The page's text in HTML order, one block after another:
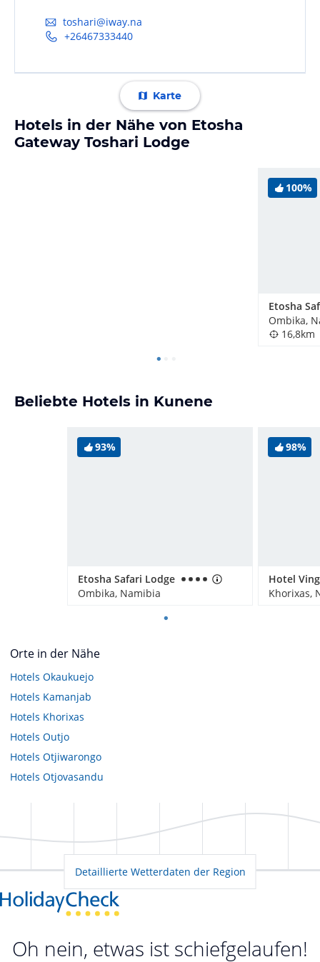
toshari@iway.na
+26467333440
Karte
Hotels in der Nähe von Etosha
Gateway Toshari Lodge
100%
Ombika,
16,8km
Beliebte Hotels in Kunene
93%
Etosha Safari Lodge
Ombika, Namibia
98%
Khorixas,
Orte in der Nähe
Hotels Okaukuejo
Hotels Kamanjab
Hotels Khorixas
Hotels Outjo
Hotels Otjiwarongo
Hotels Otjovasandu
Detaillierte Wetterdaten der Region
Oh nein, etwas ist schiefgelaufen!